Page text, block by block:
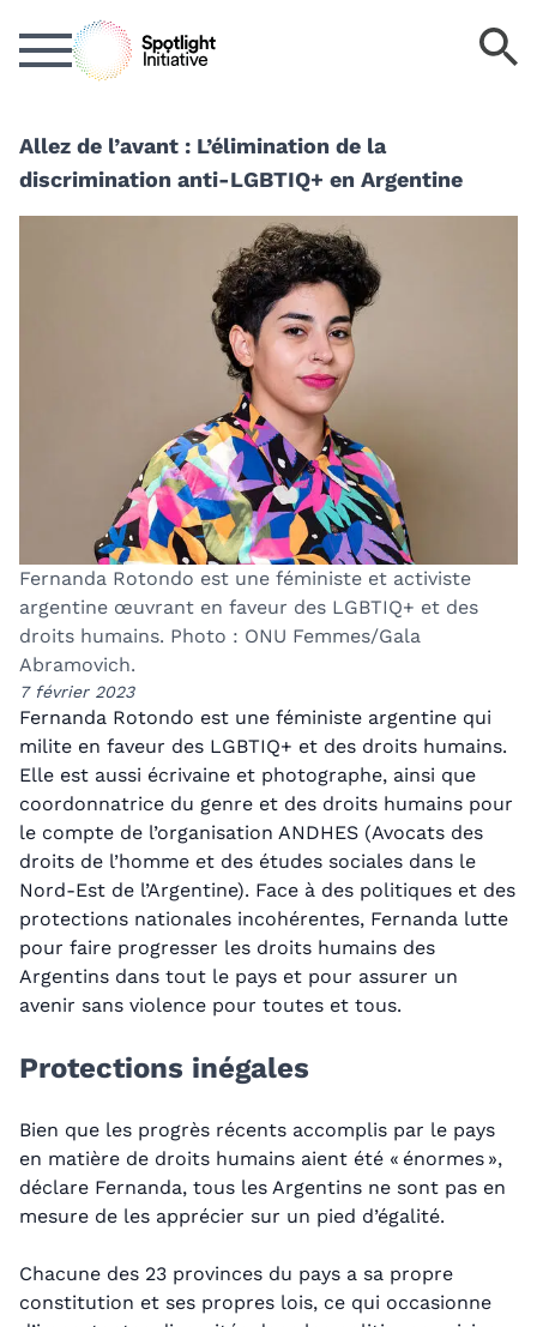
au
contenu
Allez de l’avant : L’élimination de la
discrimination anti-LGBTIQ+ en Argentine
Fernanda Rotondo est une féministe et activiste
argentine œuvrant en faveur des LGBTIQ+ et des
droits humains. Photo : ONU Femmes/Gala
Abramovich.
7 février 2023
Fernanda Rotondo est une féministe argentine qui
milite en faveur des LGBTIQ+ et des droits humains.
Elle est aussi écrivaine et photographe, ainsi que
coordonnatrice du genre et des droits humains pour
le compte de l’organisation ANDHES (Avocats des
droits de l’homme et des études sociales dans le
Nord-Est de l’Argentine). Face à des politiques et des
protections nationales incohérentes, Fernanda lutte
pour faire progresser les droits humains des
Argentins dans tout le pays et pour assurer un
avenir sans violence pour toutes et tous.
Protections inégales
Bien que les progrès récents accomplis par le pays
en matière de droits humains aient été « énormes »,
déclare Fernanda, tous les Argentins ne sont pas en
mesure de les apprécier sur un pied d’égalité.
Chacune des 23 provinces du pays a sa propre
constitution et ses propres lois, ce qui occasionne